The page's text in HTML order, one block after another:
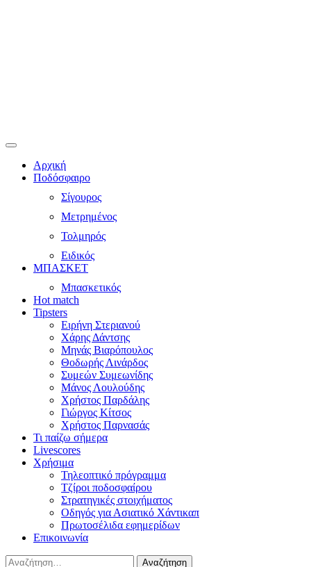
Αρχική
Ποδόσφαιρο
Σίγουρος
Μετρημένος
Τολμηρός
Ειδικός
ΜΠΑΣΚΕΤ
Μπασκετικός
Hot match
Tipsters
Ειρήνη Στεριανού
Χάρης Δάντσης
Μηνάς Βιαρόπουλος
Θοδωρής Λινάρδος
Συμεών Συμεωνίδης
Μάνος Λουλούδης
Χρήστος Παρδάλης
Γιώργος Κίτσος
Χρήστος Παρνασάς
Τι παίζω σήμερα
Livescores
Χρήσιμα
Τηλεοπτικό πρόγραμμα
Τζίροι ποδοσφαίρου
Στρατηγικές στοιχήματος
Οδηγός για Ασιατικό Χάντικαπ
Πρωτοσέλιδα εφημερίδων
Επικοινωνία
Αναζήτηση